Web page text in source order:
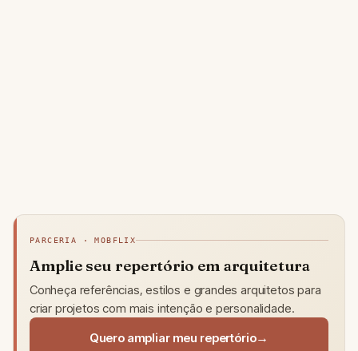
PARCERIA · MOBFLIX
Amplie seu repertório em arquitetura
Conheça referências, estilos e grandes arquitetos para
criar projetos com mais intenção e personalidade.
Quero ampliar meu repertório